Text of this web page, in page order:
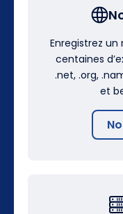
Enregistrez
centaines
.net, .org,
et